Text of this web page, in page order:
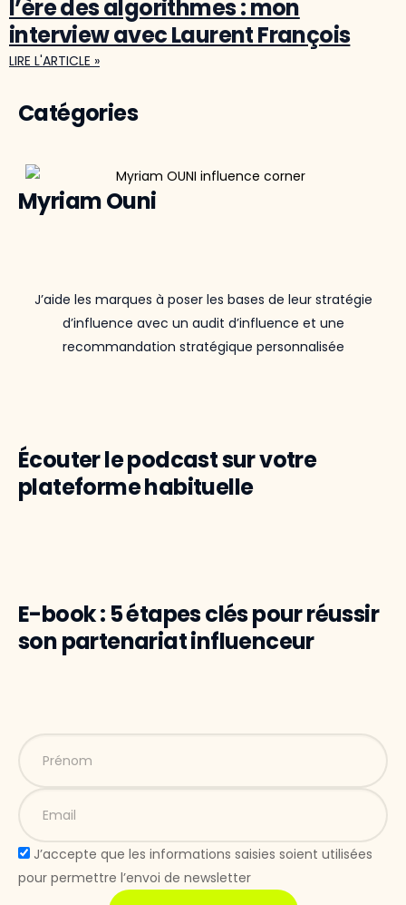
l’ère des algorithmes : mon
interview avec Laurent François
LIRE L'ARTICLE »
Catégories
Myriam Ouni
J’aide les marques à poser les bases de leur stratégie
d’influence avec un audit d’influence et une
recommandation stratégique personnalisée
Écouter le podcast sur votre
plateforme habituelle
E-book : 5 étapes clés pour réussir
son partenariat influenceur
J’accepte que les informations saisies soient utilisées
pour permettre l’envoi de newsletter